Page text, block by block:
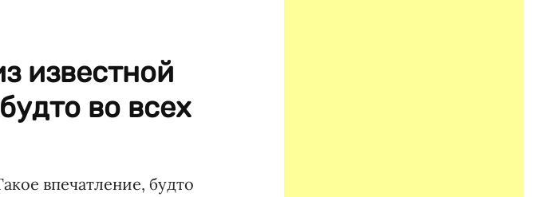
известной
во всех
впечатление, будто